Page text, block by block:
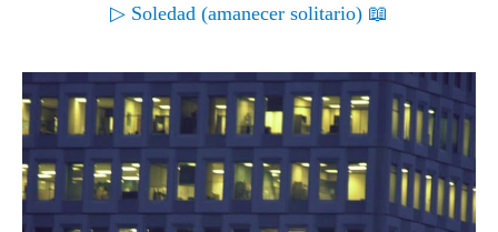
▷ Soledad (amanecer solitario) 📖